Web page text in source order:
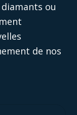
ou
de nos